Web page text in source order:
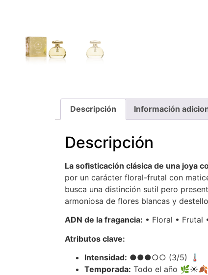
Descripción Información
Descripción
La sofisticación clásica de una joya
por un carácter floral-frutal con
busca una distinción sutil pero
armoniosa de flores blancas y
ADN de la fragancia: • Floral • Frutal
Atributos clave:
Intensidad: ●●●○○ (3/5) 🌡️
Temporada: Todo el año